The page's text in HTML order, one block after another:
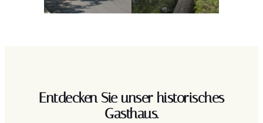
Entdecken Sie unser historisches
Gasthaus.